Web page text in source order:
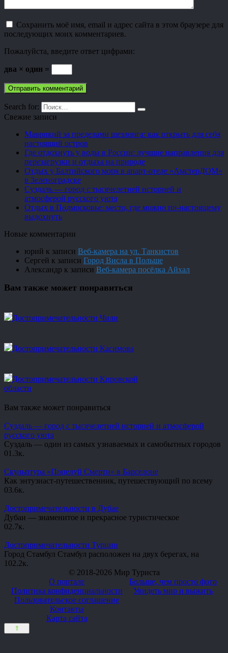
Сохранить моё имя, email и адрес сайта в этом браузере для
последующих моих комментариев.
Пожалуйста, введите ответ цифрами:
два × один =
Search for:
Свежие записи
Маврикий за пределами шезлонга: как открыть для себя
настоящий остров
Где отдохнуть у воды в России: лучшие направления для
перезагрузки и отдыха на природе
Отдых у Балтийского моря в апарт-отеле «АмстерДОМ»
в Зеленоградске
Суздаль — город с тысячелетней историей и
атмосферой русского уюта
Отдых в Подмосковье: место, где можно по-настоящему
выдохнуть
Новые комментарии
юрий к записи Веб-камера на ул. Танкистов
Сергей к записи Город Висла в Польше
Александр к записи Веб-камера посёлка Айхал
Вам также может понравиться
Достопримечательности Чили
Достопримечательности Касимова
Достопримечательности Кировской
области
Вам также может понравиться
Суздаль — город с тысячелетней историей и атмосферой
русского уюта
Суздаль — один из самых узнаваемых и самобытных городов
01.3к.
Скульптура «Поцелуй Смерти» в Барселоне
Как энтузиаст-путешественник, путешествующий по всему
03.6к.
Достопримечательности в Дубае
Дубаи — знаменитое и прекрасное туристическое
02.7к.
Достопримечательности Турции
Город Стамбул Стамбул расположен на двух берегах, на
102.2к.
© 2018-2026 Мир Туриста
О портале
Политика конфиденциальности
Пользовательское соглашение
Контакты
Карта сайта
Больше, чем просто фото
Увидеть мир и выжить